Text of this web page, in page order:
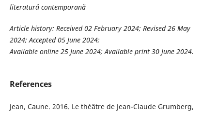
literatură contemporană
Article history: Received 02 February 2024; Revised 26 May
2024; Accepted 05 June 2024;
Available online 25 June 2024; Available print 30 June 2024.
References
Jean, Caune. 2016. Le théâtre de Jean-Claude Grumberg,